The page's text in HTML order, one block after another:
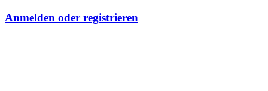
Anmelden oder registrieren